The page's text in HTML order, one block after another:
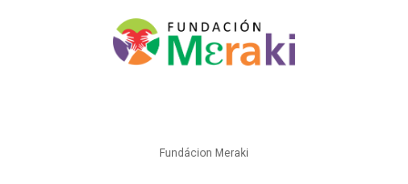
Fundácion Meraki